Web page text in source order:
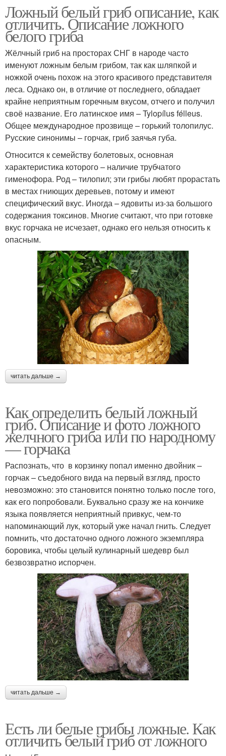
Ложный белый гриб описание, как
отличить. Описание ложного
белого гриба
Жёлчный гриб на просторах СНГ в народе часто
именуют ложным белым грибом, так как шляпкой и
ножкой очень похож на этого красивого представителя
леса. Однако он, в отличие от последнего, обладает
крайне неприятным горечным вкусом, отчего и получил
своё название. Его латинское имя – Tylopílus félleus.
Общее международное прозвище – горький толопилус.
Русские синонимы – горчак, гриб заячья губа.
Относится к семейству болетовых, основная
характеристика которого – наличие трубчатого
гименофора. Род – тилопил; эти грибы любят прорастать
в местах гниющих деревьев, потому и имеют
специфический вкус. Иногда – ядовиты из-за большого
содержания токсинов. Многие считают, что при готовке
вкус горчака не исчезает, однако его нельзя относить к
опасным.
читать дальше →
Как определить белый ложный
гриб. Описание и фото ложного
желчного гриба или по народному
— горчака
Распознать, что в корзинку попал именно двойник –
горчак – съедобного вида на первый взгляд, просто
невозможно: это становится понятно только после того,
как его попробовали. Буквально сразу же на кончике
языка появляется неприятный привкус, чем-то
напоминающий лук, который уже начал гнить. Следует
помнить, что достаточно одного ложного экземпляра
боровика, чтобы целый кулинарный шедевр был
безвозвратно испорчен.
читать дальше →
Есть ли белые грибы ложные. Как
отличить белый гриб от ложного